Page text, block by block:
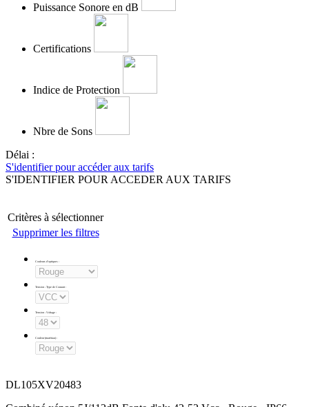
Puissance Sonore en dB
Certifications
Indice de Protection
Nbre de Sons
Délai :
S'identifier pour accéder aux tarifs
S'IDENTIFIER POUR ACCEDER AUX TARIFS
Critères à sélectionner
Supprimer les filtres
Couleurs d'optiques :
Tension - Type de Courant :
Tension - Voltage :
Couleur (matériau) :
DL105XV20483